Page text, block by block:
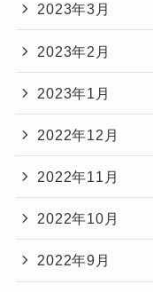
2023年3月
2023年2月
2023年1月
2022年12月
2022年11月
2022年10月
2022年9月